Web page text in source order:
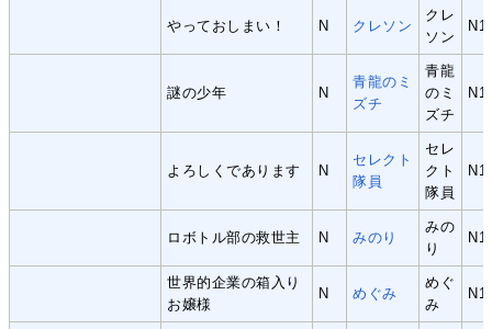
やっておしまい！ N クレソン
クレ
ソン
N1
謎の少年 N
青龍のミ
ズチ
青龍
のミ
ズチ
N1
よろしくであります N
セレクト
隊員
セレ
クト
隊員
N1
ロボトル部の救世主 N みのり
みの
り
N1
世界的企業の箱入り
お嬢様
N めぐみ
めぐ
み
N1